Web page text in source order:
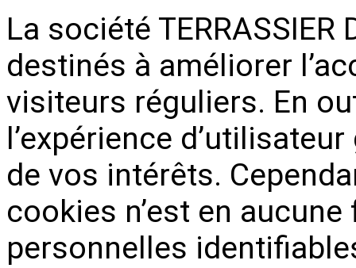
La société
destinés à améliorer
visiteurs réguliers. En
l’expérience
de vos intérêts.
cookies n’est en
personnelles